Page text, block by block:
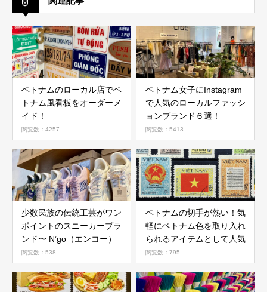
ベトナムのローカル店でベ
トナム風看板をオーダーメ
イド！
閲覧数：4257
ベトナム女子にInstagram
で人気のローカルファッシ
ョンブランド６選！
閲覧数：5413
少数民族の伝統工芸がワン
ポイントのスニーカーブラ
ンド〜 N’go（エンコー）
閲覧数：538
ベトナムの切手が熱い！気
軽にベトナム色を取り入れ
られるアイテムとして人気
閲覧数：795